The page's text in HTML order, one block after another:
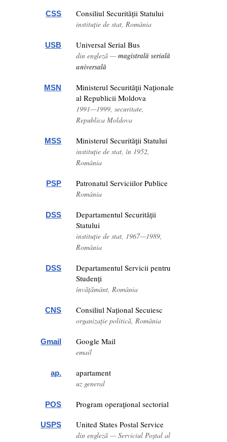
CSS Consiliul Securității Statului
instituție de stat, România
USB Universal Serial Bus
din engleză —magistrală serială
universală
MSN
Ministerul Securităţii Naţionale
al Republicii Moldova
1991—1999, securitate,
Republica Moldova
MSS Ministerul Securităţii Statului
instituție de stat, în 1952,
România
PSP Patronatul Serviciilor Publice
România
DSS
Departamentul Securității
Statului
instituție de stat, 1967—1989,
România
DSS
Departamentul Servicii pentru
Studenți
învățământ, România
CNS Consiliul Național Secuiesc
organizație politică, România
Gmail Google Mail
email
ap. apartament
uz general
POS Program operaţional sectorial
USPS United States Postal Service
din engleză — Serviciul Poștal al